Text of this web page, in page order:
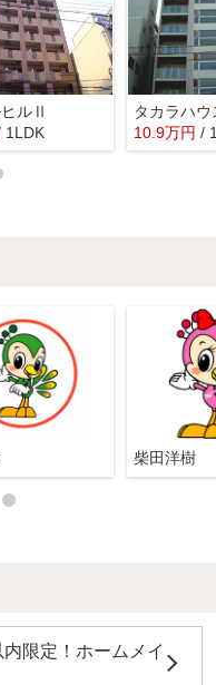
ヒルⅡ
1LDK
タカラハ
10.9万円 /
柴田洋樹
限定！ホームメイ